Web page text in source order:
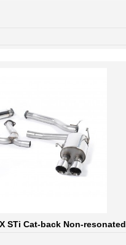
STi Cat-back Non-resonated